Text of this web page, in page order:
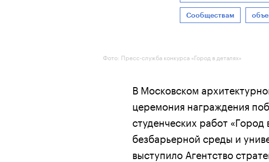
Сообществам
Фото: Пресс-служба конкурса «Город в деталях»
В Московском
церемония награждения
студенческих работ
безбарьерной среды и
выступило Агентство